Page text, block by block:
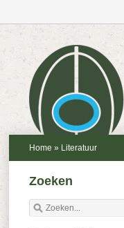
Home » Literatuur
Zoeken